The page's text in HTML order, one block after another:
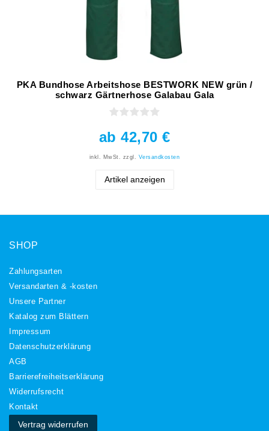
PKA Bundhose Arbeitshose BESTWORK NEW grün /
schwarz Gärtnerhose Galabau Gala
ab 42,70 €
inkl. MwSt. zzgl. Versandkosten
Artikel anzeigen
SHOP
Zahlungsarten
Versandarten & -kosten
Unsere Partner
Katalog zum Blättern
Impressum
Daten­schutz­erklärung
AGB
Barrierefreiheitserklärung
Widerrufs­recht
Kontakt
Vertrag widerrufen